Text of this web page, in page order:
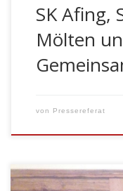
SK Afing,
Mölten
von Pressereferat